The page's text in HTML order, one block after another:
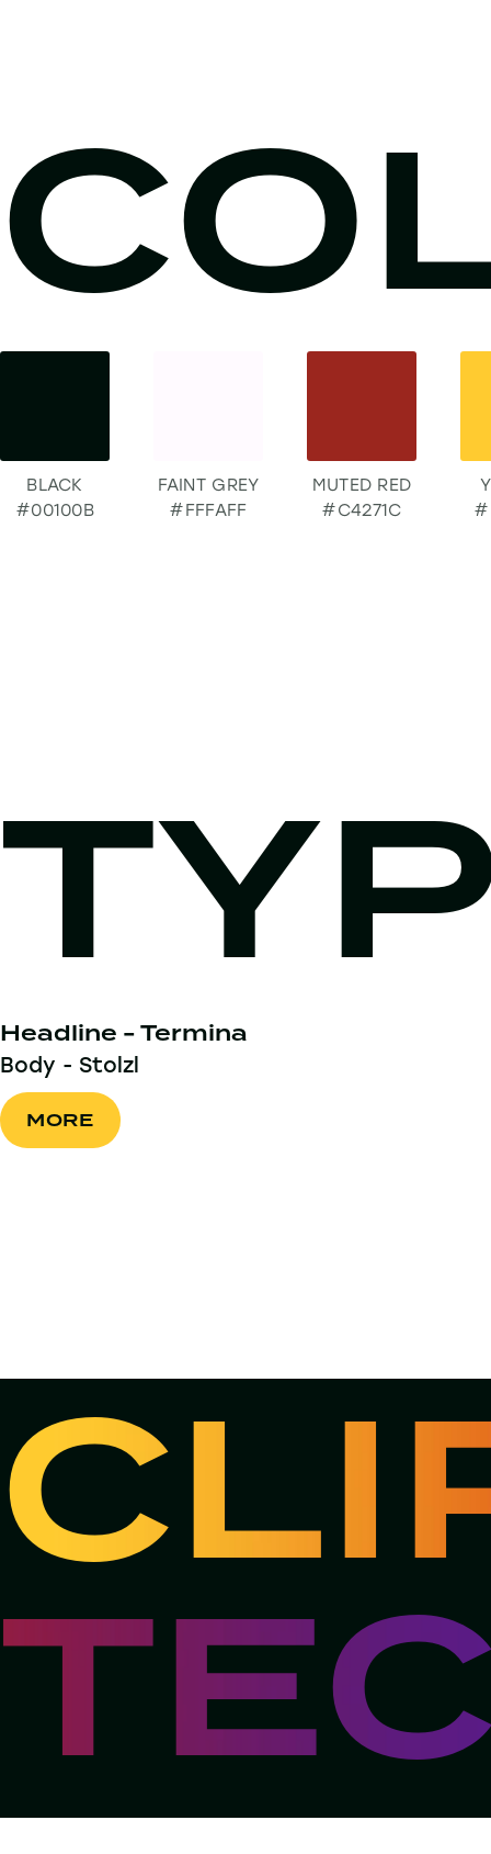
BLACK
#00100B
FAINT GREY
#FFFAFF
MUTED RED
#C4271C
Headline - Termina
Body - Stolzl
MORE